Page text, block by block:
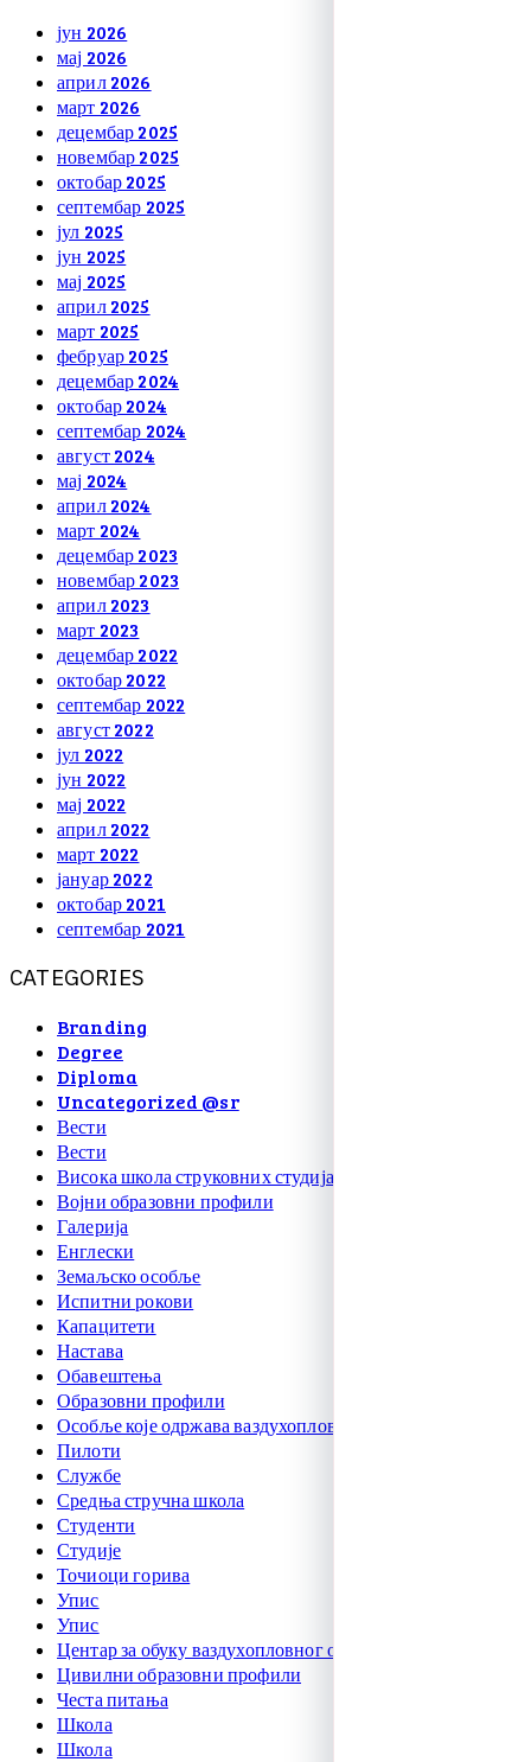
јун 2026
мај 2026
април 2026
март 2026
децембар 2025
новембар 2025
октобар 2025
септембар 2025
јул 2025
јун 2025
мај 2025
април 2025
март 2025
фебруар 2025
децембар 2024
октобар 2024
септембар 2024
август 2024
мај 2024
април 2024
март 2024
децембар 2023
новембар 2023
април 2023
март 2023
децембар 2022
октобар 2022
септембар 2022
август 2022
јул 2022
јун 2022
мај 2022
април 2022
март 2022
јануар 2022
октобар 2021
септембар 2021
CATEGORIES
Branding
Degree
Diploma
Uncategorized @sr
Вести
Вести
Висока школа струковних студија
Војни образовни профили
Галерија
Енглески
Земаљско особље
Испитни рокови
Капацитети
Настава
Обавештења
Образовни профили
Особље које одржава ваздухоплове
Пилоти
Службе
Средња стручна школа
Студенти
Студије
Точиоци горива
Упис
Упис
Центар за обуку ваздухопловног особља
Цивилни образовни профили
Честа питања
Школа
Школа